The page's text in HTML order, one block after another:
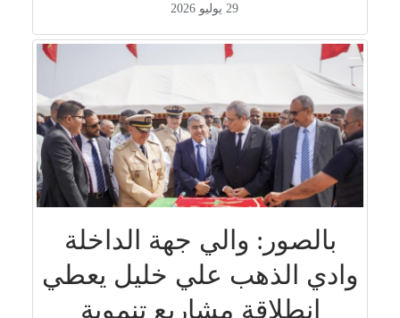
29 يوليو 2026
بالصور: والي جهة الداخلة
وادي الذهب علي خليل يعطي
انطلاقة مشاريع تنموية